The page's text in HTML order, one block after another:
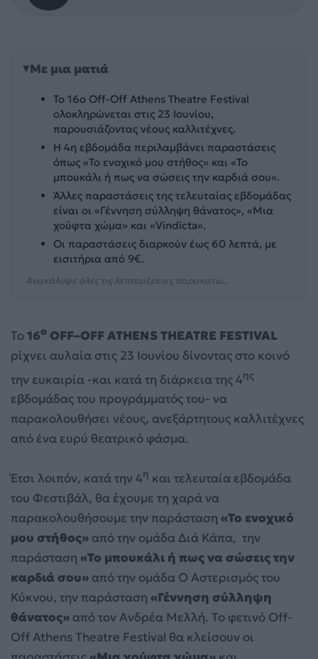
Με μια ματιά
Το 16ο Off-Off Athens Theatre Festival
ολοκληρώνεται στις 23 Ιουνίου,
παρουσιάζοντας νέους καλλιτέχνες.
Η 4η εβδομάδα περιλαμβάνει παραστάσεις
όπως «Το ενοχικό μου στήθος» και «Το
μπουκάλι ή πως να σώσεις την καρδιά σου».
Άλλες παραστάσεις της τελευταίας εβδομάδας
είναι οι «Γέννηση σύλληψη θάνατος», «Μια
χούφτα χώμα» και «Vindicta».
Οι παραστάσεις διαρκούν έως 60 λεπτά, με
εισιτήρια από 9€.
Ανακάλυψε όλες τις λεπτομέρειες παρακάτω...
Το16ο OFF–OFF ATHENSTHEATRE FESTIVAL
ρίχνει αυλαία στις 23 Ιουνίου δίνοντας στο κοινό
την ευκαιρία -και κατά τη διάρκεια της 4ης
εβδομάδας του προγράμματός του- να
παρακολουθήσει νέους, ανεξάρτητους καλλιτέχνες
από ένα ευρύ θεατρικό φάσμα.
Έτσι λοιπόν, κατά την 4η και τελευταία εβδομάδα
του Φεστιβάλ, θα έχουμε τη χαρά να
παρακολουθήσουμε την παράσταση «Το ενοχικό
μου στήθος» από την ομάδα Διά Κάπα, την
παράσταση «Το μπουκάλι ή πως να σώσεις την
καρδιά σου» από την ομάδα Ο Αστερισμός του
Κύκνου, την παράσταση «Γέννηση σύλληψη
θάνατος» από τον Ανδρέα Μελλή. Το φετινό Off-
Off Athens Theatre Festival θα κλείσουν οι